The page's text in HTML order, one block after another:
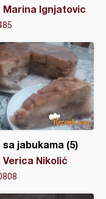
Marina Ignjatovic
sa jabukama (5)
Verica Nikolić